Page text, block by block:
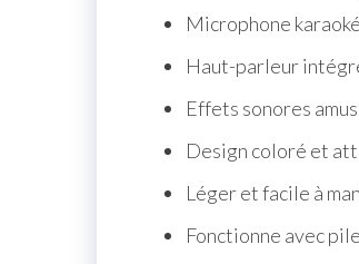
Microphone
Haut-parleur
Effets sonores
Design coloré et
Léger et facile à
Fonctionne avec